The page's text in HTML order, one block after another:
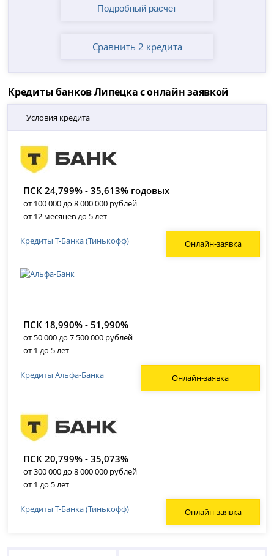
Сравнить 2 кредита
Кредиты банков Липецка с онлайн заявкой
Условия кредита
ПСК 24,799% - 35,613% годовых
от 100 000 до 8 000 000 рублей
от 12 месяцев до 5 лет
Онлайн-заявка
Кредиты Т-Банка (Тинькофф)
ПСК 18,990% - 51,990%
от 50 000 до 7 500 000 рублей
от 1 до 5 лет
Онлайн-заявка
Кредиты Альфа-Банка
ПСК 20,799% - 35,073%
от 300 000 до 8 000 000 рублей
от 1 до 5 лет
Онлайн-заявка
Кредиты Т-Банка (Тинькофф)